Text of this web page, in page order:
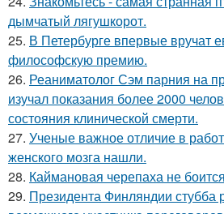
дымчатый лягушкорот.
25. В Петербурге впервые вручат
философскую премию.
26. Реаниматолог Сэм парния на
изучал показания более 2000
состояния клинической смерти.
27. Ученые важное отличие в
женского мозга нашли.
28. Каймановая черепаха не
29. Президента Финляндии стубба